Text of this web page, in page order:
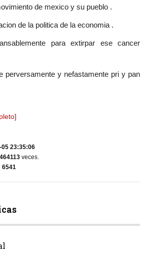
de mexico y su pueblo .
de la politica de la economia .
para extirpar ese cancer
perversamente y nefastamente pri y pan
05 23:35:06
veces.
6541